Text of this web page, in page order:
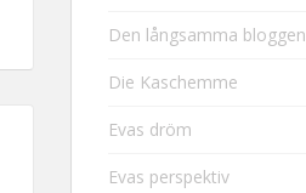
Den långsamma bloggen
Die Kaschemme
Evas dröm
Evas perspektiv